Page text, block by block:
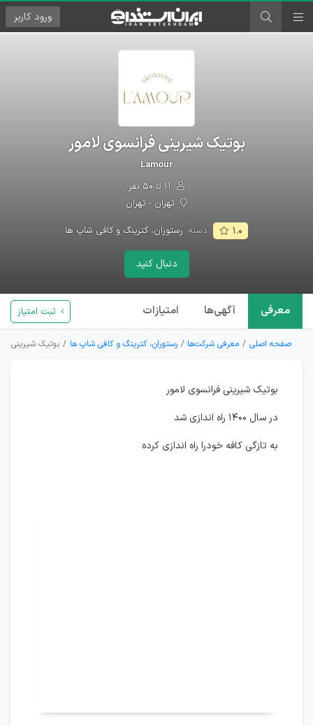
ورود کاربر
بوتیک شیرینی فرانسوی لامور
Lamour
تهران - تهران
۱.۰ دسته: رستوران، کترینگ و کافی شاپ ها
دنبال کنید
معرفی آگهی‌ها امتیازات ثبت امتیاز
صفحه اصلی معرفی شرکت‌ها رستوران، کترینگ و کافی شاپ ها بوتیک شیرینی
بوتیک شیرینی فرانسوی لامور
در سال ۱۴۰۰ راه اندازی شد
به تازگی کافه خودرا راه اندازی کرده